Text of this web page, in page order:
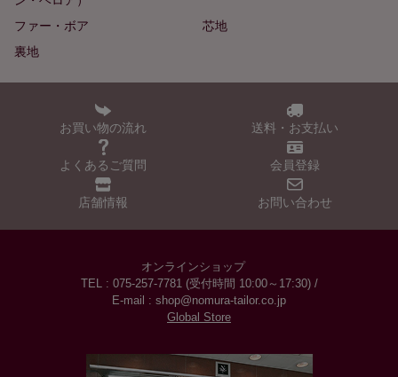
ファー・ボア
芯地
裏地
お買い物の流れ 送料・お支払い
よくあるご質問 会員登録
店舗情報 お問い合わせ
オンラインショップ
TEL : 075-257-7781 (受付時間 10:00～17:30) /
E-mail : shop@nomura-tailor.co.jp
Global Store